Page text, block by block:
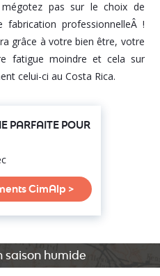
pas sur le choix de
professionnelleÂ !
grâce à votre bien être, votre
fatigue moindre et cela sur
celui-ci au Costa Rica.
PARFAITE POUR
CimAlp >
saison humide